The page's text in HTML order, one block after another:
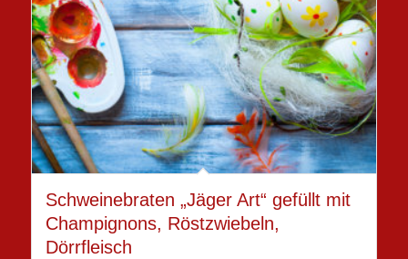
Schweinebraten „Jäger Art“ gefüllt mit
Champignons, Röstzwiebeln,
Dörrfleisch